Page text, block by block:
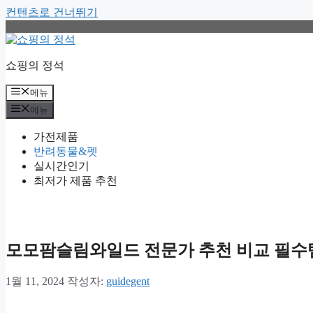
컨텐츠로 건너뛰기
쇼핑의 정석
메뉴
메뉴
가전제품
반려동물&펫
실시간인기
최저가 제품 추천
모모팜슬림와일드 전문가 추천 비교 필수
1월 11, 2024 작성자: guidegent